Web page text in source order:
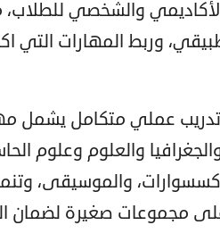
والشخصي للطلاب،
وربط المهارات التي
عملي متكامل يشمل
والجغرافيا والعلوم وعلوم
والموسيقى،
مجموعات صغيرة لضمان